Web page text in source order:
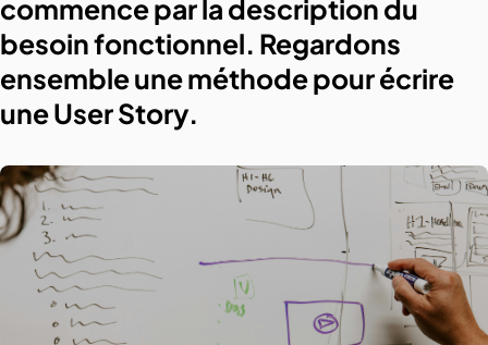
commence par la description du
besoin fonctionnel. Regardons
ensemble une méthode pour écrire
une User Story.